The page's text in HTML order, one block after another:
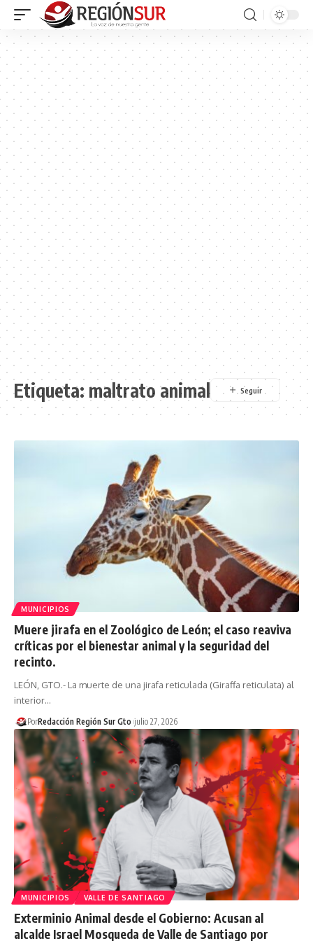
Etiqueta: maltrato animal
MUNICIPIOS
Muere jirafa en el Zoológico de León; el caso reaviva
críticas por el bienestar animal y la seguridad del
recinto.
LEÓN, GTO.- La muerte de una jirafa reticulada (Giraffa reticulata) al
interior…
PorRedacción Región Sur Gto julio 27, 2026
MUNICIPIOS VALLE DE SANTIAGO
Exterminio Animal desde el Gobierno: Acusan al
alcalde Israel Mosqueda de Valle de Santiago por